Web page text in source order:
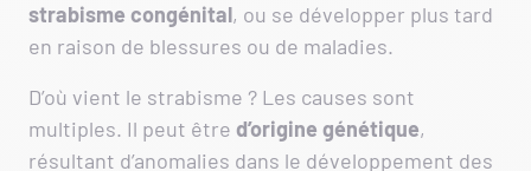
strabisme congénital, ou se développer plus tard
en raison de blessures ou de maladies.
D’où vient le strabisme ? Les causes sont
multiples. Il peut être d’origine génétique,
résultant d’anomalies dans le développement des